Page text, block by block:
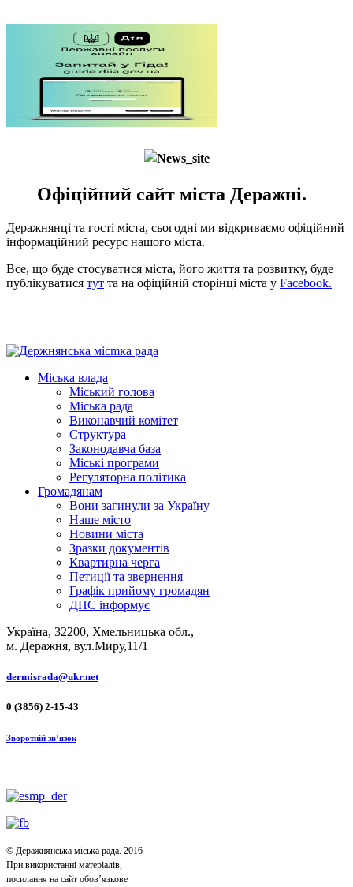
Офіційний сайт міста Деражні.
Деражнянці та гості міста, сьогодні ми відкриваємо офіційний
інформаційний ресурс нашого міста.
Все, що буде стосуватися міста, його життя та розвитку, буде
публікуватися тут та на офіційній сторінці міста у Facebook.
Міська влада
Міський голова
Міська рада
Виконавчий комітет
Структура
Законодавча база
Міські програми
Регуляторна політика
Громадянам
Вони загинули за Україну
Наше місто
Новини міста
Зразки документів
Квартирна черга
Петиції та звернення
Графік прийому громадян
ДПС інформує
Україна, 32200, Хмельницька обл.,
м. Деражня, вул.Миру,11/1
dermisrada@ukr.net
0 (3856) 2-15-43
Зворотній зв’язок
© Деражнянська міська рада. 2016
При використанні матеріалів,
посилання на сайт обов’язкове